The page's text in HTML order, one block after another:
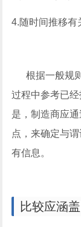
4.随时间推移有
根据一般规则
过程中参考已
是，制造商应
点，来确定与
有信息。
比较应涵